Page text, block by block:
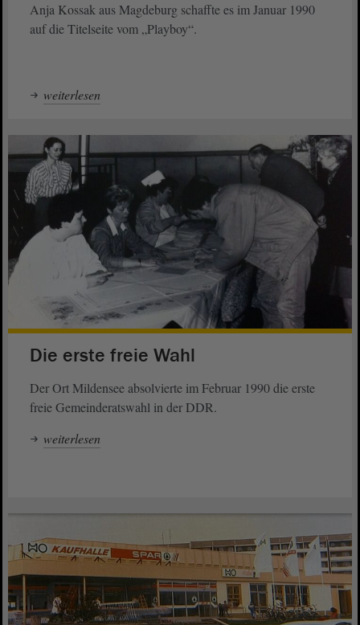
Anja Kossak aus Magdeburg schaffte es im Januar 1990
auf die Titelseite vom „Playboy“.
weiterlesen
Die erste freie Wahl
Der Ort Mildensee absolvierte im Februar 1990 die erste
freie Gemeinderatswahl in der DDR.
weiterlesen